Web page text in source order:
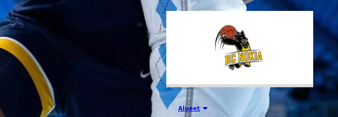
Alueet 01.08.2026 16:31